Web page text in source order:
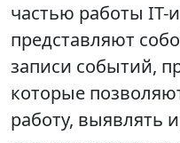
частью работы IT-
представляют
записи событий,
которые
работу, выявлять